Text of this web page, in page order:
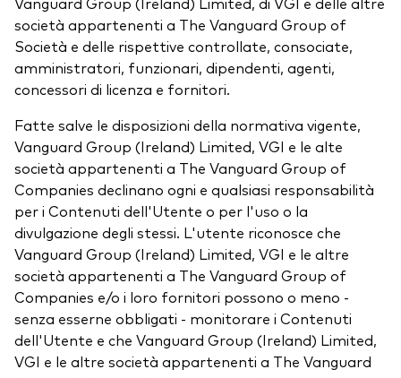
società appartenenti a The Vanguard Group of
Società e delle rispettive controllate, consociate,
amministratori, funzionari, dipendenti, agenti,
concessori di licenza e fornitori.
Fatte salve le disposizioni della normativa vigente,
Vanguard Group (Ireland) Limited, VGI e le alte
società appartenenti a The Vanguard Group of
Companies declinano ogni e qualsiasi responsabilità
per i Contenuti dell'Utente o per l'uso o la
divulgazione degli stessi. L'utente riconosce che
Vanguard Group (Ireland) Limited, VGI e le altre
società appartenenti a The Vanguard Group of
Companies e/o i loro fornitori possono o meno -
senza esserne obbligati - monitorare i Contenuti
dell'Utente e che Vanguard Group (Ireland) Limited,
VGI e le altre società appartenenti a The Vanguard